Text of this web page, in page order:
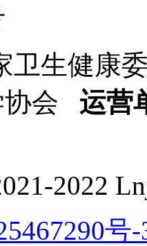
卫生健康
协会 运营
2022
号-